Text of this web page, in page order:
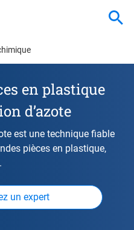
en plastique
d’azote
est une technique fiable
pièces en plastique,
un expert